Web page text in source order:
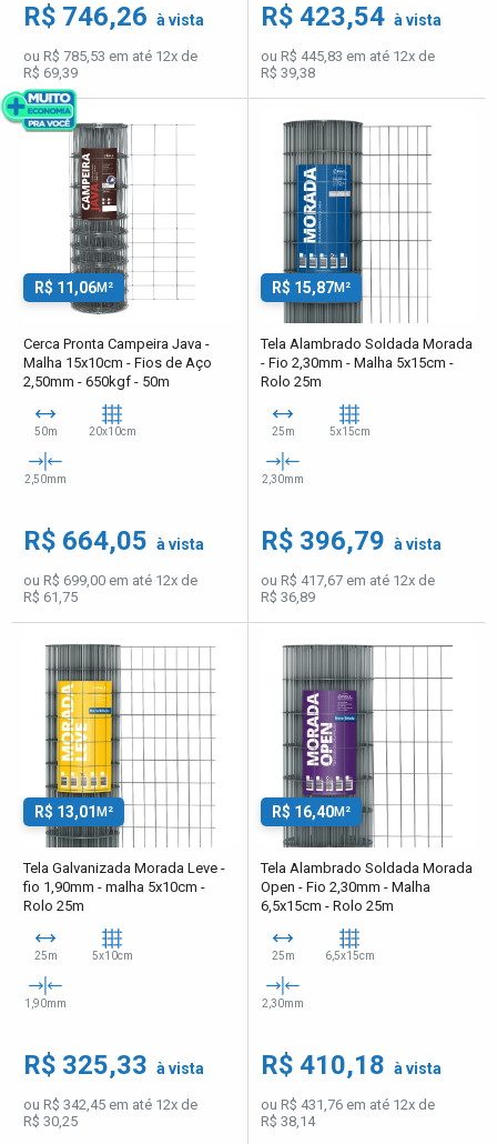
R$ 746,26 à vista
ou R$ 785,53 em até 12x de
R$ 69,39
R$ 423,54 à vista
ou R$ 445,83 em até 12x de
R$ 39,38
R$ 11,06M²
Cerca Pronta Campeira Java -
Malha 15x10cm - Fios de Aço
2,50mm - 650kgf - 50m
50m 20x10cm
2,50mm
R$ 664,05 à vista
ou R$ 699,00 em até 12x de
R$ 61,75
R$ 15,87M²
Tela Alambrado Soldada Morada
- Fio 2,30mm - Malha 5x15cm -
Rolo 25m
25m 5x15cm
2,30mm
R$ 396,79 à vista
ou R$ 417,67 em até 12x de
R$ 36,89
R$ 13,01 M²
Tela Galvanizada Morada Leve -
fio 1,90mm - malha 5x10cm -
Rolo 25m
25m 5x10cm
1,90mm
R$ 325,33 à vista
ou R$ 342,45 em até 12x de
R$ 30,25
R$ 16,40M²
Tela Alambrado Soldada Morada
Open - Fio 2,30mm - Malha
6,5x15cm - Rolo 25m
25m 6,5x15cm
2,30mm
R$ 410,18 à vista
ou R$ 431,76 em até 12x de
R$ 38,14